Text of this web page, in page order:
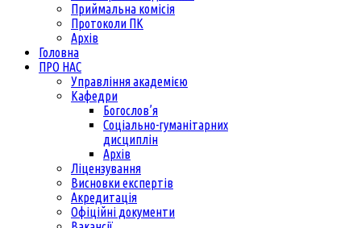
Приймальна комісія
Протоколи ПК
Архів
Головна
ПРО НАС
Управління академією
Кафедри
Богослов’я
Соціально-гуманітарних
дисциплін
Архів
Ліцензування
Висновки експертів
Акредитація
Офіційні документи